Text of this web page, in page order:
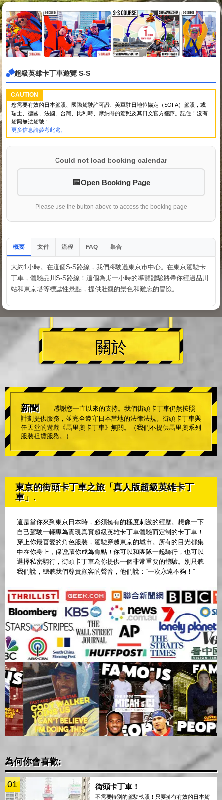
超級英雄卡丁車遊覽 S-S
CAUTION
您需要有效的日本駕照、國際駕駛許可證、美軍駐日地位協定（SOFA）駕照，或
瑞士、德國、法國、台灣、比利時、摩納哥的駕照及其日文官方翻譯。記住！沒有
駕照無法駕駛！
更多信息請參考此處。
Could not load booking calendar
Open Booking Page
Please use the button above to access the booking page
概要 文件 流程 FAQ 集合
大約1小時。在這個S-S路線，我們將駛過東京市中心。在東京駕駛卡
丁車，體驗品川S-S路線！這個為期一小時的導覽體驗將帶你經過品川
站和東京塔等標誌性景點，提供壯觀的景色和難忘的冒險。
關於
新聞
感謝您一直以來的支持。我們街頭卡丁車仍然按照
計劃提供服務，並完全遵守日本當地的法律法規。街頭卡丁車與
任天堂的遊戲《馬里奧卡丁車》無關。（我們不提供馬里奧系列
服裝租賃服務。）
東京的街頭卡丁車之旅「真人版超級英雄卡丁
車」.
這是當你來到東京日本時，必須擁有的極度刺激的經歷。想像一下
自己駕駛一輛專為實現真實超級英雄卡丁車體驗而定制的卡丁車！
穿上你最喜愛的角色服裝，駕駛穿越東京的城市。所有的目光都集
中在你身上，保證讓你成為焦點！你可以和團隊一起騎行，也可以
選擇私密騎行，街頭卡丁車為你提供一個非常重要的體驗。別只聽
我們說，聽聽我們尊貴顧客的聲音，他們說：“一次永遠不夠！”
為何你會喜歡:
01 街頭卡丁車！
不需要特別的駕駛執照！只要擁有有效的日本駕